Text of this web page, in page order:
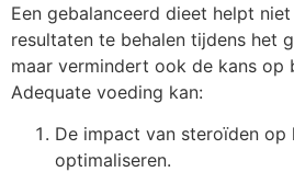
Een gebalanceerd dieet helpt
resultaten te behalen tijdens het
maar vermindert ook de kans op
Adequate voeding kan:
De impact van steroïden op
optimaliseren.